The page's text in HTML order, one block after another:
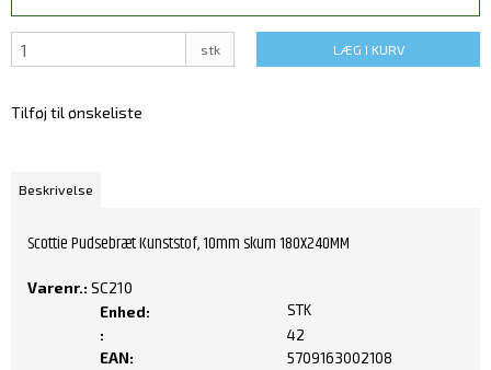
stk LÆG I KURV
Tilføj til ønskeliste
Beskrivelse
Scottie Pudsebræt Kunststof, 10mm skum 180X240MM
Varenr.: SC210
Enhed:
STK
:
42
EAN:
5709163002108